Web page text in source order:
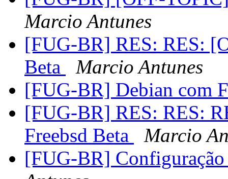
Marcio Antunes
[FUG-BR] RES: RES:
Beta
Marcio Antunes
[FUG-BR] Debian com
[FUG-BR] RES: RES:
Freebsd Beta
Marcio
[FUG-BR]